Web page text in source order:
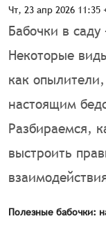
Чт, 23 апр 2026 11:35
Бабочки в
Некоторые
как
настоящим
Разбираемся,
выстроить
Полезные бабочки: